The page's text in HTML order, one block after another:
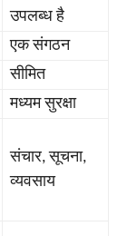
उपलब्ध है
एक संगठन
सीमित
मध्यम सुरक्षा
संचार, सूचना,
व्यवसाय